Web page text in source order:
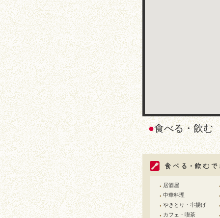
●食べる・飲
● 居酒屋
● 中華料理
● やきとり・串揚げ
● カフェ・喫茶